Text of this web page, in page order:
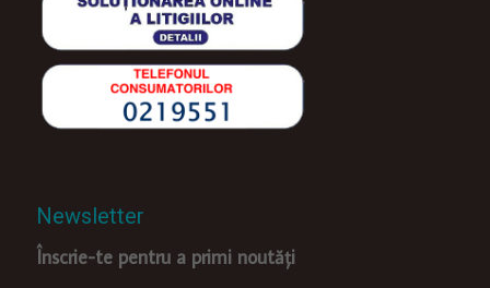
Newsletter
Înscrie-te pentru a primi noutăți